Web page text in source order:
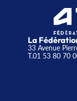
La
33 Avenue
T.01 53 80 70